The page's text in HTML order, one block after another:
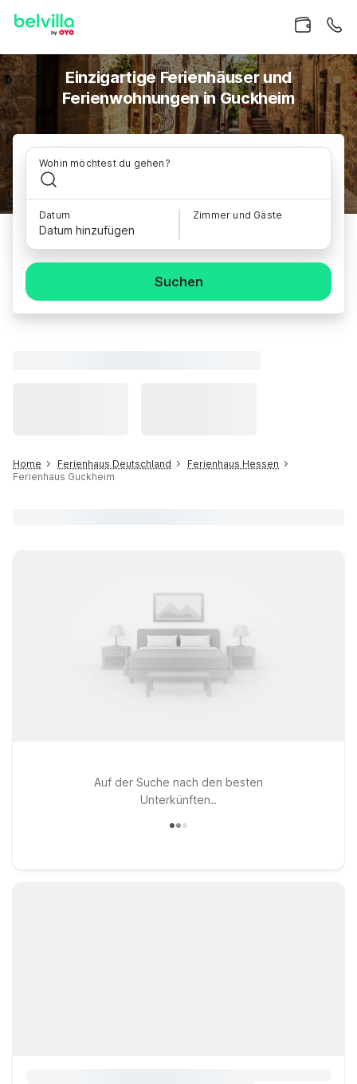
Einzigartige Ferienhäuser und
Ferienwohnungen in Guckheim
Wohin möchtest du gehen?
Datum
Datum hinzufügen
Zimmer und Gäste
Suchen
Home Ferienhaus Deutschland
Ferienhaus Hessen
Ferienhaus Guckheim
Auf der Suche nach den besten
Unterkünften..